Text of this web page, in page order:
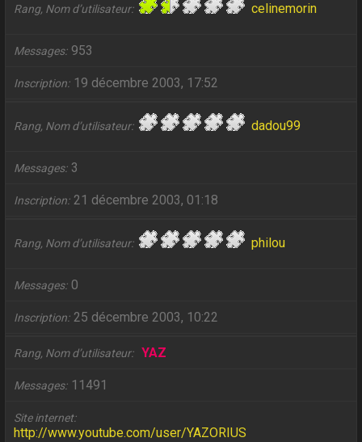
Rang, Nom d’utilisateur celinemorin
Messages 953
Inscription 19 décembre 2003, 17:52
Rang, Nom d’utilisateur dadou99
Messages 3
Inscription 21 décembre 2003, 01:18
Rang, Nom d’utilisateur philou
Messages 0
Inscription 25 décembre 2003, 10:22
Rang, Nom d’utilisateur YAZ
Messages 11491
Site internet
http://www.youtube.com/user/YAZORIUS